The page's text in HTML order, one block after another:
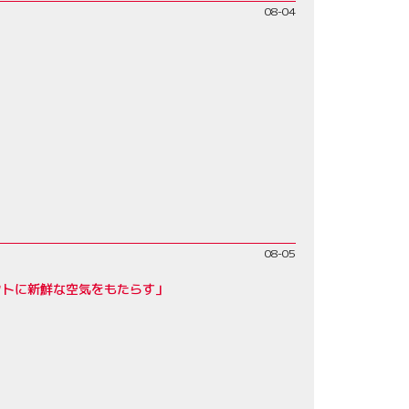
08-04
08-05
に新鮮な空気をもたらす」